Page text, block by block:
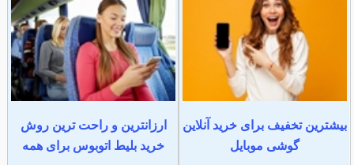
بیشترین تخفیف برای خرید آنلاین
گوشی موبایل
ارزانترین و راحت ترین روش
خرید بلیط اتوبوس برای همه